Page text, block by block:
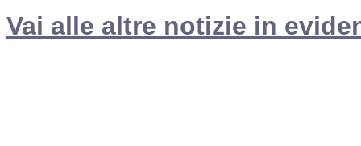
Vai alle altre notizie in